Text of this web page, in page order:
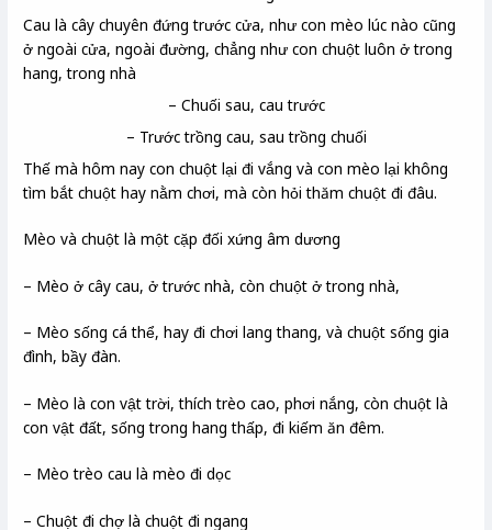
Cau là cây chuyên đứng trước cửa, như con mèo lúc nào cũng
ở ngoài cửa, ngoài đường, chẳng như con chuột luôn ở trong
hang, trong nhà
– Chuối sau, cau trước
– Trước trồng cau, sau trồng chuối
Thế mà hôm nay con chuột lại đi vắng và con mèo lại không
tìm bắt chuột hay nằm chơi, mà còn hỏi thăm chuột đi đâu.
Mèo và chuột là một cặp đối xứng âm dương
– Mèo ở cây cau, ở trước nhà, còn chuột ở trong nhà,
– Mèo sống cá thể, hay đi chơi lang thang, và chuột sống gia
đình, bầy đàn.
– Mèo là con vật trời, thích trèo cao, phơi nắng, còn chuột là
con vật đất, sống trong hang thấp, đi kiếm ăn đêm.
– Mèo trèo cau là mèo đi dọc
– Chuột đi chợ là chuột đi ngang